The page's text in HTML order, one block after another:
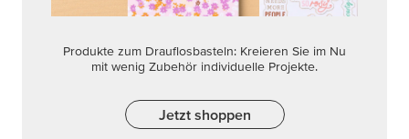
Produkte zum Drauflosbasteln: Kreieren Sie im Nu
mit wenig Zubehör individuelle Projekte.
Jetzt shoppen